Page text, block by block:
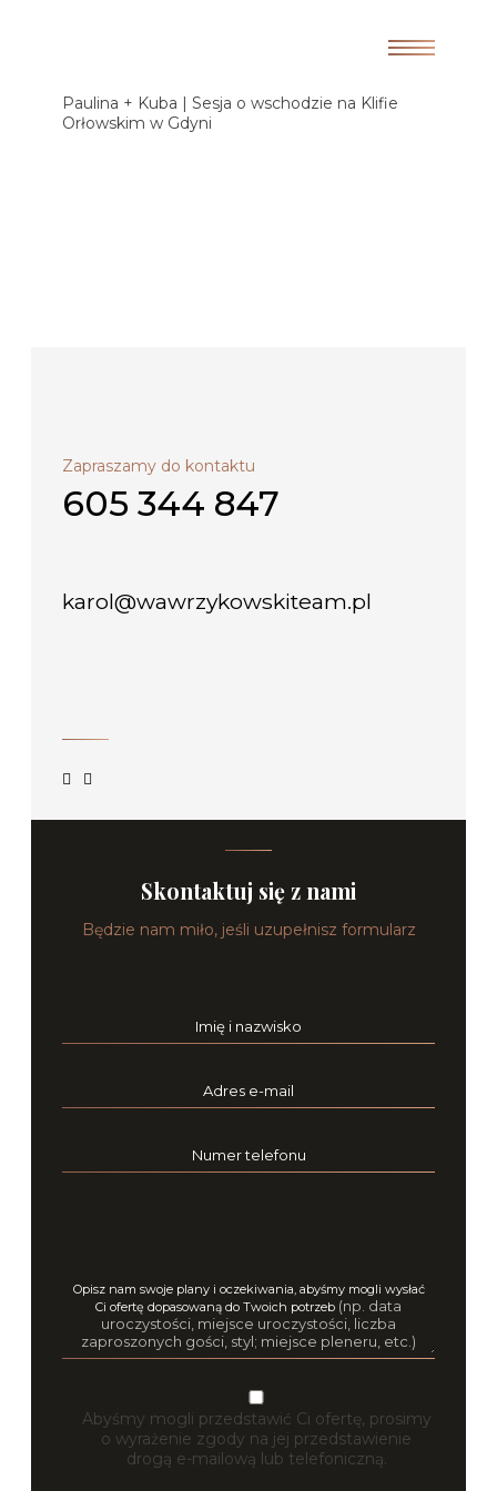
Paulina + Kuba | Sesja o wschodzie na Klifie
Orłowskim w Gdyni
Zapraszamy do kontaktu
605 344 847
karol@wawrzykowskiteam.pl
Skontaktuj się z nami
Będzie nam miło, jeśli uzupełnisz formularz
Imię i nazwisko
Adres e-mail
Numer telefonu
Opisz nam swoje plany i oczekiwania, abyśmy mogli wysłać
Ci ofertę dopasowaną do Twoich potrzeb (np. data
uroczystości, miejsce uroczystości, liczba
zaproszonych gości, styl; miejsce pleneru, etc.)
Abyśmy mogli przedstawić Ci ofertę, prosimy
o wyrażenie zgody na jej przedstawienie
drogą e-mailową lub telefoniczną.